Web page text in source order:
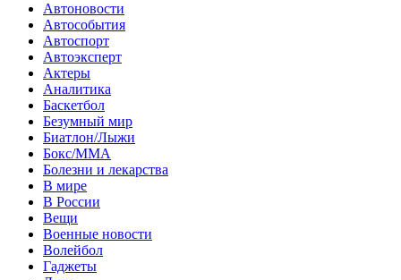
Автоновости
Автособытия
Автоспорт
Автоэксперт
Актеры
Аналитика
Баскетбол
Безумный мир
Биатлон/Лыжи
Бокс/MMA
Болезни и лекарства
В мире
В России
Вещи
Военные новости
Волейбол
Гаджеты